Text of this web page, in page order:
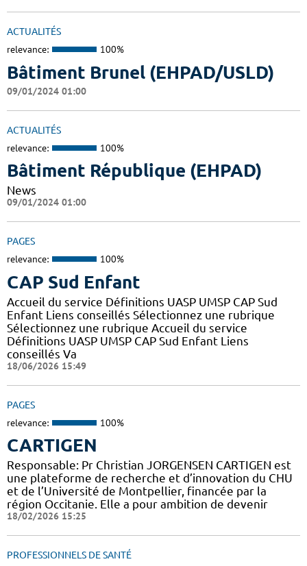
ACTUALITÉS
relevance: 100%
Bâtiment Brunel (EHPAD/USLD)
09/01/2024 01:00
ACTUALITÉS
relevance: 100%
Bâtiment République (EHPAD)
News
09/01/2024 01:00
PAGES
relevance: 100%
CAP Sud Enfant
Accueil du service Définitions UASP UMSP CAP Sud
Enfant Liens conseillés Sélectionnez une rubrique
Sélectionnez une rubrique Accueil du service
Définitions UASP UMSP CAP Sud Enfant Liens
conseillés Va
18/06/2026 15:49
PAGES
relevance: 100%
CARTIGEN
Responsable: Pr Christian JORGENSEN CARTIGEN est
une plateforme de recherche et d’innovation du CHU
et de l’Université de Montpellier, financée par la
région Occitanie. Elle a pour ambition de devenir
18/02/2026 15:25
PROFESSIONNELS DE SANTÉ